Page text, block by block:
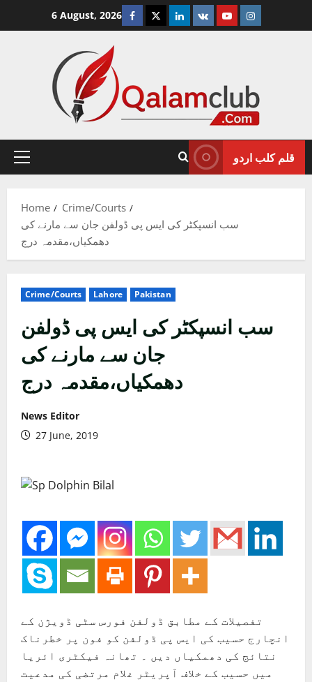
6 August, 2026 Facebook
TwitterLinkedin
VK YoutubeInstagram
Primary
قلم کلب اردو
Home
Crime/Courts
سب انسپکٹر کی ایس پی ڈولفن جان سے مارنے کی
دھمکیاں،مقدمہ درج
Crime/Courts Lahore Pakistan
سب انسپکٹر کی ایس پی ڈولفن
جان سے مارنے کی
دھمکیاں،مقدمہ درج
News Editor
27 June, 2019
تفصیلات کے مطابق ڈولفن فورس سٹی ڈویژن کے
انچارج حسیب کی ایس پی ڈولفن کو فون پر خطرناک
نتائج کی دھمکیاں دیں ۔ تھانہ فیکٹری ائریا
میں حسیب کے خلاف آپریٹر غلام مرتضی کی مدعیت